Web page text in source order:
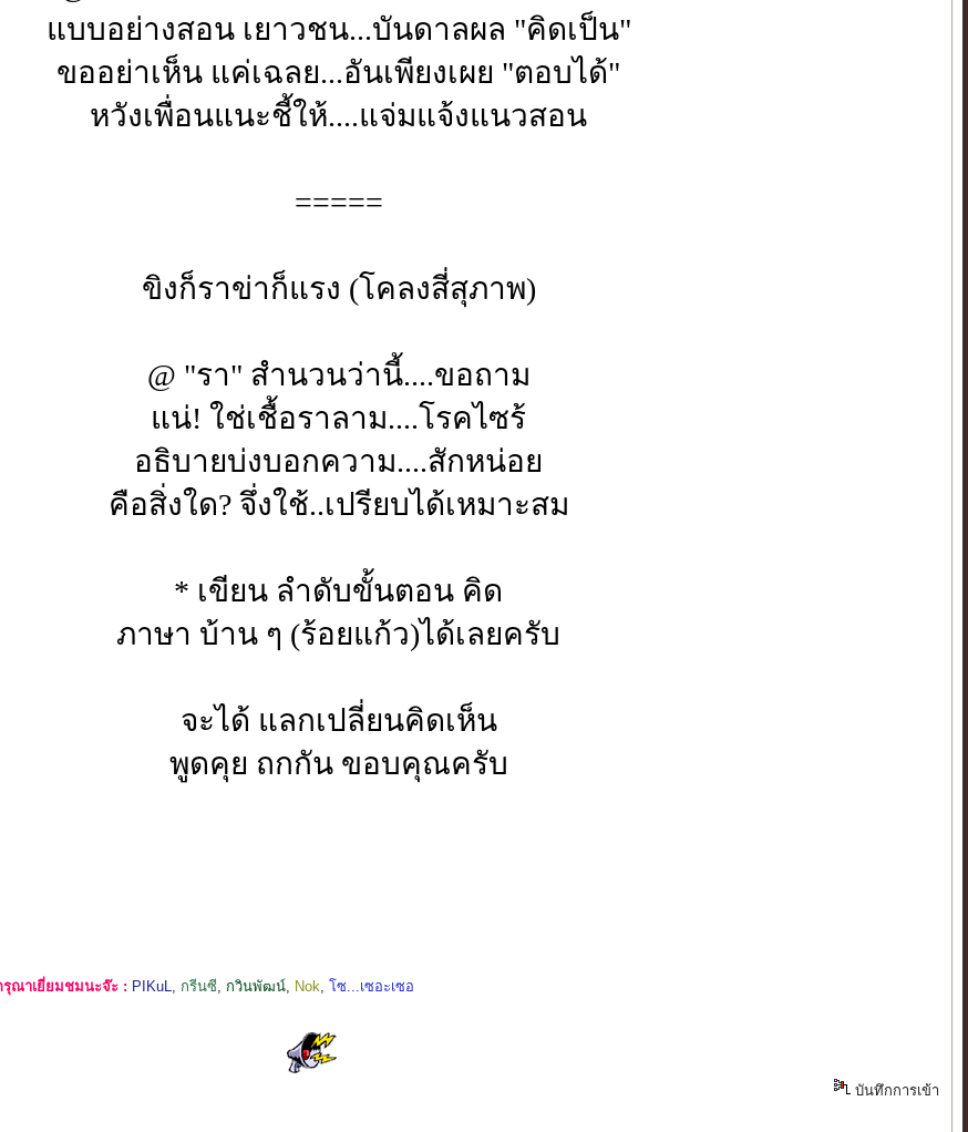
แบบอย่างสอน เยาวชน...บันดาลผล "คิดเป็น"
ขออย่าเห็น แค่เฉลย...อันเพียงเผย "ตอบได้"
หวังเพื่อนแนะชี้ให้....แจ่มแจ้งแนวสอน
=====
ขิงก็ราข่าก็แรง (โคลงสี่สุภาพ)
@ "รา" สำนวนว่านี้....ขอถาม
แน่! ใช่เชื้อราลาม....โรคไซร้
อธิบายบ่งบอกความ....สักหน่อย
คือสิ่งใด? จึ่งใช้..เปรียบได้เหมาะสม
* เขียน ลำดับขั้นตอน คิด
ภาษา บ้าน ๆ (ร้อยแก้ว)ได้เลยครับ
จะได้ แลกเปลี่ยนคิดเห็น
พูดคุย ถกกัน ขอบคุณครับ
ณาเยี่ยมชมนะจ๊ะ : PIKuL, กรีนซี, กวินพัฒน์, Nok,โซ...เซอะเซอ
บันทึกการเข้า